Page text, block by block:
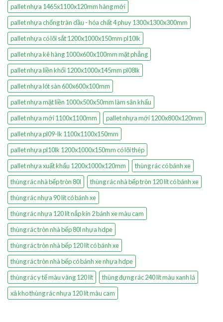
pallet nhựa 1465x1100x120mm hàng mới
pallet nhựa chống tràn dầu - hóa chất 4 phuy 1300x1300x300mm
pallet nhựa có lõi sắt 1200x1000x150mm pl10lk
pallet nhựa kê hàng 1000x600x100mm mặt phẳng
pallet nhựa liền khối 1200x1000x145mm pl08lk
pallet nhựa lót sàn 600x600x100mm
pallet nhựa mặt liền 1000x500x50mm làm sân khấu
pallet nhựa mới 1100x1100mm
pallet nhựa mới 1200x800x120mm
pallet nhựa pl09-lk 1100x1100x150mm
pallet nhựa pl10lk 1200x1000x150mm có lõi thép
pallet nhựa xuất khẩu 1200x1000x120mm
thùng rác có bánh xe
thùng rác nhà bếp tròn 80l
thùng rác nhà bếp tròn 120 lít có bánh xe
thùng rác nhựa 90 lít có bánh xe
thùng rác nhựa 120 lít nắp kín 2 bánh xe màu cam
thùng rác tròn nhà bếp 80l nhựa hdpe
thùng rác tròn nhà bếp 120 lít có bánh xe
thùng rác tròn nhà bếp có bánh xe nhựa hdpe
thùng rác y tế màu vàng 120 lít
thùng đựng rác 240 lít màu xanh lá
xả kho thùng rác nhựa 120 lít màu cam